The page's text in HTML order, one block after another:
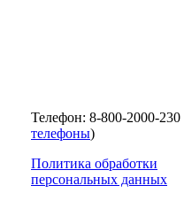
Телефон: 8-800-2000-230
телефоны)
Политика обработки
персональных данных